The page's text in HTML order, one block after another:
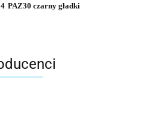
PAZ30 czarny gładki